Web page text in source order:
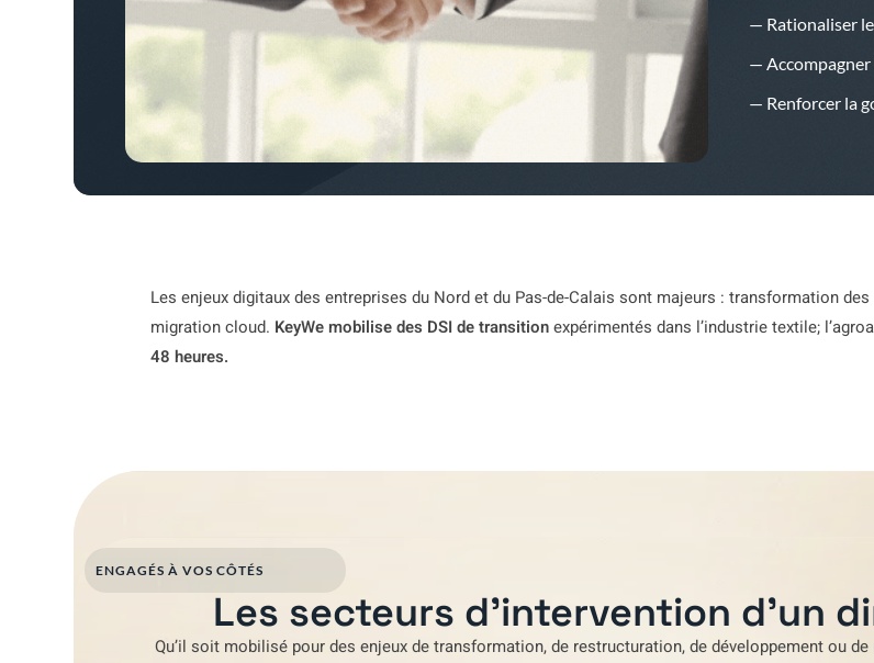
— Rationaliser
—
— Renforcer la
Les enjeux digitaux des entreprises du Nord et du Pas-de-Calais sont majeurs : transformation
migration cloud. KeyWe mobilise des DSI de transitionexpérimentés dans l’industrie textile;
48 heures.
ENGAGÉS À VOS CÔTÉS
Les secteurs d'intervention d'un
Qu’il soit mobilisé pourdes enjeux de transformation,de restructuration,de développementou de